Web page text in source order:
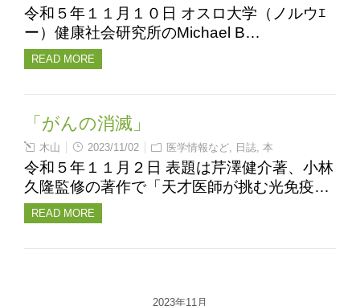
令和５年１１月１０日 オスロ大学（ノルウｴ
ー）健康社会研究所のMichael B…
READ MORE
「がんの消滅」
木山 2023/11/02 医学情報など 日誌 ,本
令和５年１１月２日 表題は芹澤健介著、小林
久隆監修の著作で「天才医師が挑む光免疫…
READ MORE
2023年11月